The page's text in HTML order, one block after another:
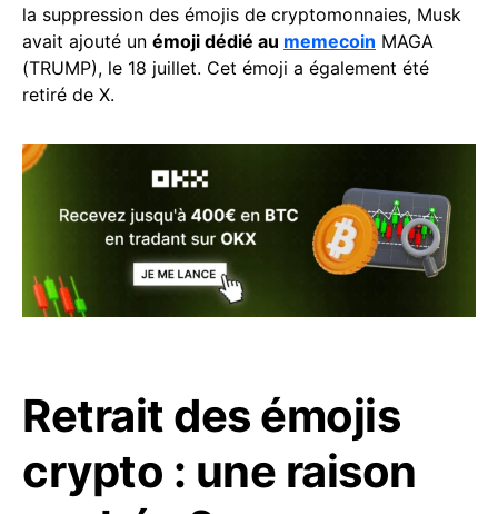
la suppression des émojis de cryptomonnaies, Musk
avait ajouté un émoji dédié au memecoin MAGA
(TRUMP), le 18 juillet. Cet émoji a également été
retiré de X.
Retrait des émojis
crypto : une raison